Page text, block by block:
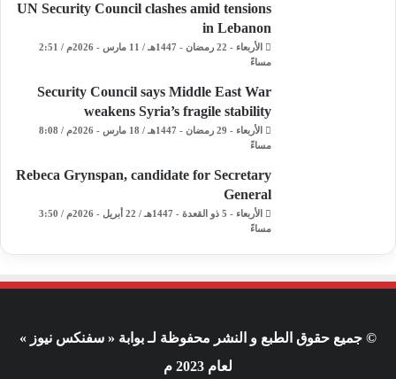
UN Security Council clashes amid tensions
in Lebanon
الأربعاء - 22 رمضان - 1447هـ / 11 مارس - 2026م / 2:51
مساءً
Security Council says Middle East War
weakens Syria’s fragile stability
الأربعاء - 29 رمضان - 1447هـ / 18 مارس - 2026م / 8:08
مساءً
Rebeca Grynspan, candidate for Secretary
General
الأربعاء - 5 ذو القعدة - 1447هـ / 22 أبريل - 2026م / 3:50
مساءً
© جميع حقوق الطبع و النشر محفوظة لـ بوابة « سفنكس نيوز »
لعام 2023 م